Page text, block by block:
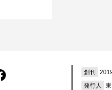
創刊
発行人